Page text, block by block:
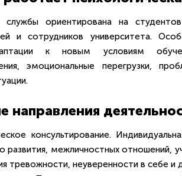
службы ориентирована на
и сотрудников университета.
к новым условиям
эмоциональные перегрузки,
направления
консультирование.
развития, межличностных отношений,
тревожности, неуверенности в себе и